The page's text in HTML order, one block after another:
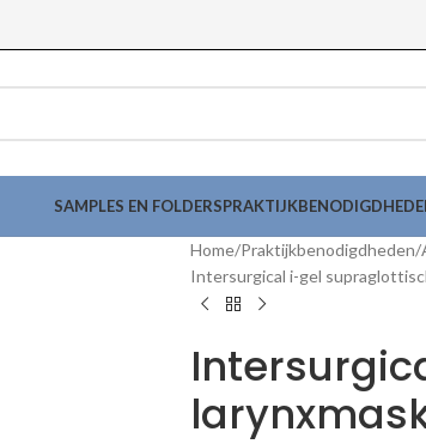
SAMPLES EN FOLDERS
Home Praktijkbenodigdheden
Intersurgical i-gel